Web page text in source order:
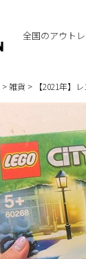
全国のアウト
>雑貨 > 【2021年】